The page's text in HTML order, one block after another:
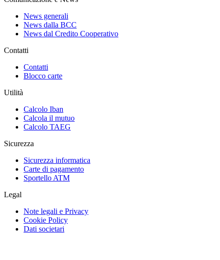
News generali
News dalla BCC
News dal Credito Cooperativo
Contatti
Contatti
Blocco carte
Utilità
Calcolo Iban
Calcola il mutuo
Calcolo TAEG
Sicurezza
Sicurezza informatica
Carte di pagamento
Sportello ATM
Legal
Note legali e Privacy
Cookie Policy
Dati societari